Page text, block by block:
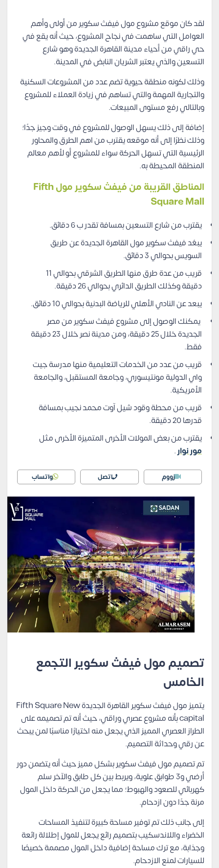
لقد كان موقع مشروع مول فيفث سكوير من أولى وأهم
العوامل التي ساهمت في نجاح المشروع، حيث أنه يقع في
حي راقي من أحياء مدينة القاهرة الجديدة وهو شارع
التسعين والذي يعتبر الشريان النابض في المدينة.
وذلك لكونه منطقة حيوية تضم عدد من المشروعات السكنية
والتجارية المهمة والتي تساهم في زيادة العملاء للمشروع
وبالتالي رفع مستوى المبيعات.
إضافة إلى ذلك يسهل الوصول للمشروع في وقت وجيز جدًا؛
وذلك نظرًا إلى أنه موقعه يقترب من اهم الطرق والمحاور
الرئيسية التي تسهل الحركة سواء للمشروع أو لأهم معالم
المنطقة المحيطة به.
المناطق القريبة من فيفث سكوير مول Fifth
Square Mall
يقترب من شارع التسعين بمسافة تقدر ب 6 دقائق.
يبعُد فيفث سكوير مول القاهرة الجديدة عن طريق
السويس بحوالي 3 دقائق.
قريب من عدة طرق منها الطريق الشرقي بحوالي 11
دقيقة وكذلك الطريق الدائري بحوالي 26 دقيقة.
يبعد عن النادي الأهلي للرياضة البدنية بحوالي 10 دقائق.
يمكنك الوصول إلى مشروع فيفث سكوير من مصر
الجديدة خلال 25 دقيقة، ومن مدينة نصر خلال 23 دقيقة
فقط.
قريب من عدد من الخدمات التعليمية منها مدرسة جيت
واي الدولية مونتيسوري، وجامعة المستقبل، والجامعة
الأمريكية.
قريب من محطة وقود شيل آوت محمد نجيب بمسافة
قدرها 20 دقيقة.
يقترب من بعض المولات الأخرى المتميزة الأخرى مثل
مور نوار.
زووم اتصل واتساب
تصميم مول فيفث سكوير التجمع
الخامس
يتميز مول فيفث سكوير القاهرة الجديدة Fifth Square New
capital بأنه مشروع عصري وراقي، حيث أنه تم تصميمه على
الطراز العصري المميز الذي يجعل منه اختيارًا مناسبًا لمن يبحث
عن رقي وحداثة التصميم.
تم تصميم مول فيفث سكوير بشكل مميز حيث أنه يتضمن دور
أرضي و3 طوابق علوية، ويربط بين كل طابق والآخر سلم
كهربائي للصعود والهبوط؛ مما يجعل من الحركة داخل المول
مرنة جدًا دون ازدحام.
إلى جانب ذلك تم توفير مساحة كبيرة لتنفيذ المساحات
الخضراء واللاندسكيب بتصميم رائع يجعل للمول إطلالة رائعة
وجذابة، مع ترك مساحة إضافية داخل المول مصممة خصيصًا
للسيارات لمنع الازدحام.